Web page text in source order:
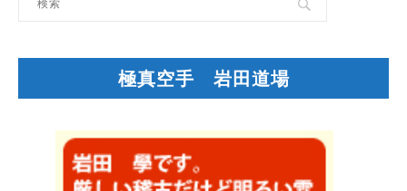
極真空手 岩田道場